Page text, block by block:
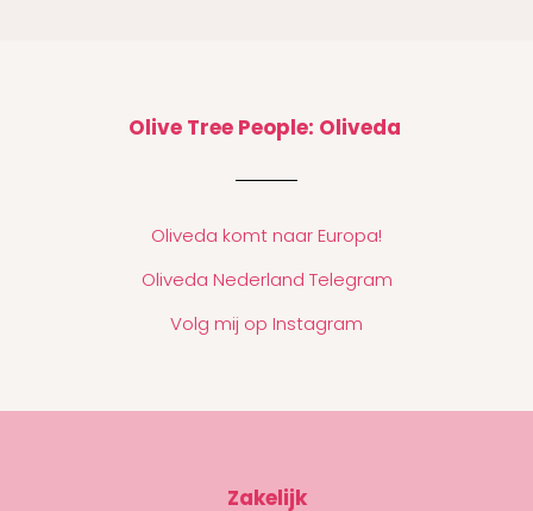
Olive Tree People: Oliveda
Oliveda komt naar Europa!
Oliveda Nederland Telegram
Volg mij op Instagram
Zakelijk